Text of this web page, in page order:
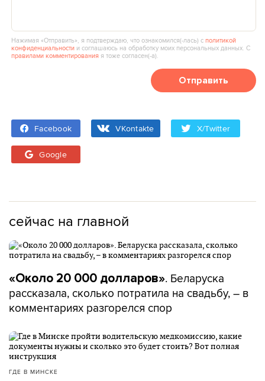
Нажимая «Отправить», я подтверждаю, что ознакомился(‑лась) сполитикой
конфиденциальности и соглашаюсь на обработку моих персональных данных. С
правилами комментирования я тоже согласен(‑а).
Отправить
Facebook VKontakte X/Twitter
Google
сейчас на главной
«Около 20 000 долларов». Беларуска
рассказала, сколько потратила на свадьбу, – в
комментариях разгорелся спор
ГДЕ В МИНСКЕ